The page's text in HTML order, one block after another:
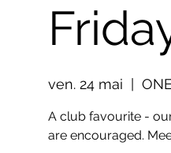
ven. 24 mai
A club favourite -
are encouraged.